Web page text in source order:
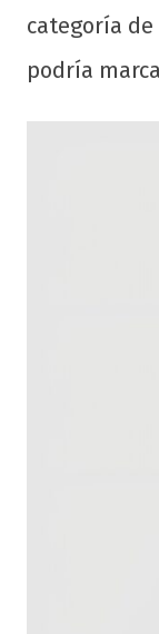
categoría
podría